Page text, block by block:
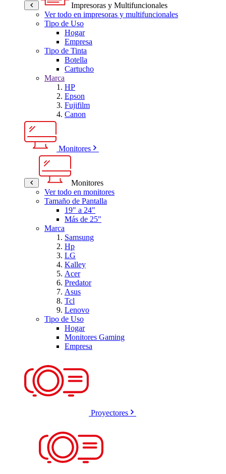
Impresoras y Multifuncionales
Ver todo en impresoras y multifuncionales
Tipo de Uso
Hogar
Empresa
Tipo de Tinta
Botella
Cartucho
Marca
HP
Epson
Fujifilm
Canon
Monitores
Monitores
Ver todo en monitores
Tamaño de Pantalla
19" a 24"
Más de 25"
Marca
Samsung
Hp
LG
Kalley
Acer
Predator
Asus
Tcl
Lenovo
Tipo de Uso
Hogar
Monitores Gaming
Empresa
Proyectores